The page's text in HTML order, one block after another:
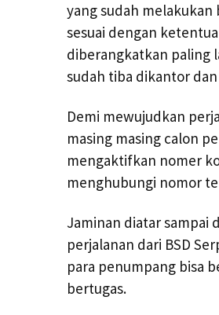
yang sudah melakukan
sesuai dengan
diberangkatkan paling
sudah tiba dikantor
Demi mewujudkan
masing masing calon
mengaktifkan nomer
menghubungi nomor
Jaminan diatar sampai
perjalanan dari BSD
para penumpang bisa
bertugas.